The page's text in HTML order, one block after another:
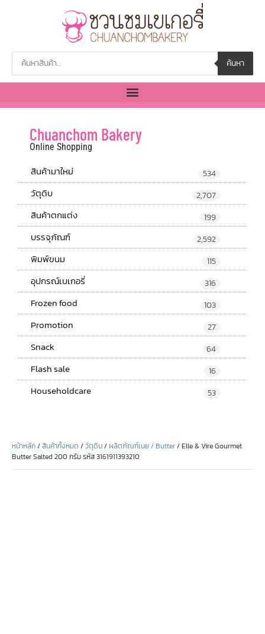
ค้นหา
Chuanchom Bakery
Online Shopping
สินค้ามาใหม่ 534
วัตุดิบ 2,707
สินค้าตกแต่ง 199
บรรจุภัณฑ์ 2,592
พิมพ์ขนม 115
อุปกรณ์เบเกอรี่ 316
Frozen food 103
Promotion 27
Snack 64
Flash sale 16
Householdcare 53
หน้าหลัก/สินค้าทั้งหมด /วัตุดิบ/ผลิตภัณฑ์เนย / Butter/ Elle & Vire Gourmet
Butter Salted 200 กรัม รหัส 3161911393210